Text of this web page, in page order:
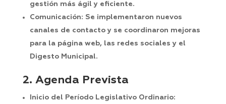
gestión más ágil y eficiente.
Comunicación: Se implementaron nuevos
canales de contacto y se coordinaron mejoras
para la página web, las redes sociales y el
Digesto Municipal.
2. Agenda Prevista
Inicio del Período Legislativo Ordinario: